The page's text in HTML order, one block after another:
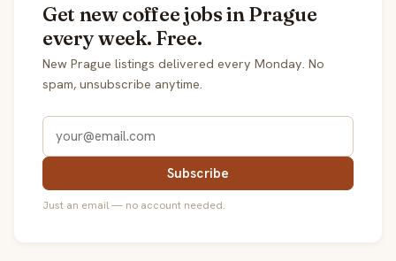
Get new coffee jobs in Prague
every week. Free.
New Prague listings delivered every Monday. No
spam, unsubscribe anytime.
Subscribe
Just an email — no account needed.